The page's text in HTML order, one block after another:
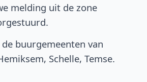
melding uit de zone
de buurgemeenten van
Schelle, Temse.